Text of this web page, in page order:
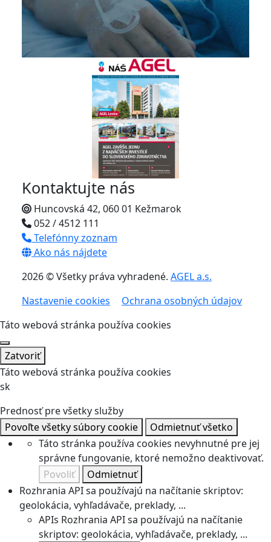
Kontaktujte nás
Huncovská 42, 060 01 Kežmarok
052 / 4512 111
Telefónny zoznam
Ako nás nájdete
2026 © Všetky práva vyhradené. AGEL a.s.
Nastavenie cookies
Ochrana osobných údajov
Táto webová stránka používa cookies
Zatvoriť
Táto webová stránka používa cookies
sk
Prednosť pre všetky služby
Povoľte všetky súbory cookie
Odmietnuť všetko
Táto stránka používa cookies nevyhnutné pre jej
správne fungovanie, ktoré nemožno deaktivovať.
Povoliť
Odmietnuť
Rozhrania API sa používajú na načítanie skriptov:
geolokácia, vyhľadávače, preklady, ...
APIs Rozhrania API sa používajú na načítanie
skriptov: geolokácia, vyhľadávače, preklady, ...